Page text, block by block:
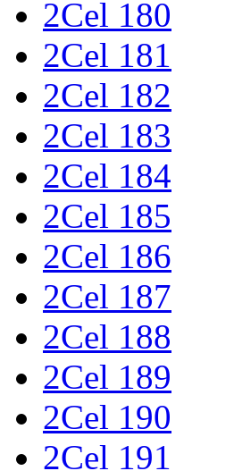
2Cel 180
2Cel 181
2Cel 182
2Cel 183
2Cel 184
2Cel 185
2Cel 186
2Cel 187
2Cel 188
2Cel 189
2Cel 190
2Cel 191